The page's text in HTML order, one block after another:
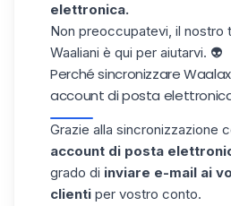
elettronica.
Non preoccupatevi, il nostro
Waaliani è qui per aiutarvi. 👽
Perché sincronizzare
account di posta
Grazie alla sincronizzazione
account di posta
grado di inviare e-mail ai
clienti per vostro conto.